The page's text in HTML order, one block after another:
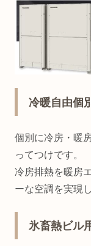
冷暖自由個
個別に冷房・暖
ってつけです。
冷房排熱を暖房
ーな空調を実現
氷畜熱ビル